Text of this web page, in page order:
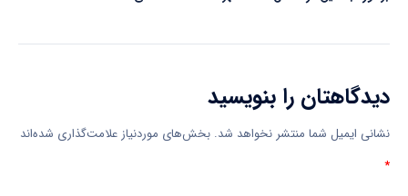
دیدگاهتان را بنویسید
نشانی ایمیل شما منتشر نخواهد شد. بخش‌های موردنیاز علامت‌گذاری شده‌اند
*